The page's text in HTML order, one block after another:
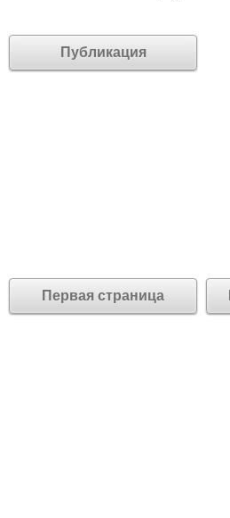
Публикация
Первая страница